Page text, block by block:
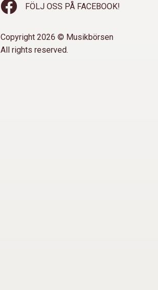
FÖLJ OSS PÅ FACEBOOK!
Copyright 2026 © Musikbörsen
All rights reserved.